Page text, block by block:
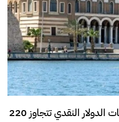
مصرف ليبيا المركزي: مبيعات الدولار النقدي تتجاوز 220